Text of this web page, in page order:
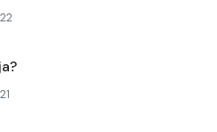
22
21